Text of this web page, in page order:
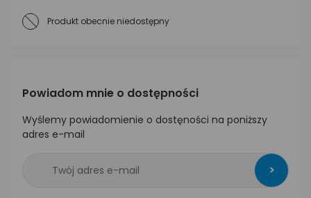
Produkt obecnie niedostępny
Powiadom mnie o dostępności
Wyślemy powiadomienie o dostęności na poniższy
adres e-mail
>